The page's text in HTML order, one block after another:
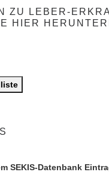
ZU LEBER-
HIER
SEKIS-Datenbank